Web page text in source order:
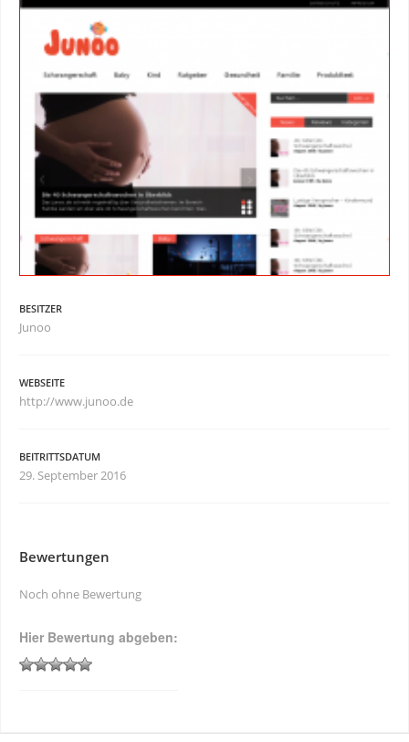
BESITZER
Junoo
WEBSEITE
http://www.junoo.de
BEITRITTSDATUM
29. September 2016
Bewertungen
Noch ohne Bewertung
Hier Bewertung abgeben: